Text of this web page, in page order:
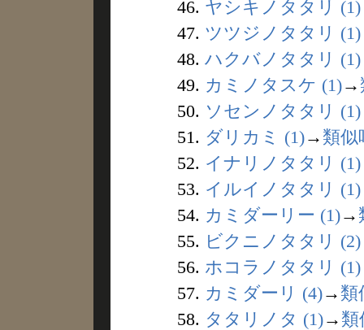
46. ヤシキノタタリ (1)
47. ツツジノタタリ (1)
48. ハクバノタタリ (1)
49. カミノタスケ (1)→
50. ソセンノタタリ (1)
51. ダリカミ (1)→ 類似
52. イナリノタタリ (1)
53. イルイノタタリ (1)
54. カミダーリー (1)→
55. ビクニノタタリ (2)
56. ホコラノタタリ (1)
57. カミダーリ (4)→ 類
58. タタリノタ (1)→ 類